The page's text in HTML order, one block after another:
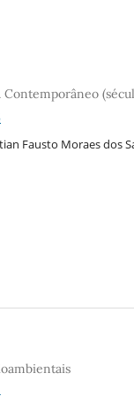
Fausto Moraes dos